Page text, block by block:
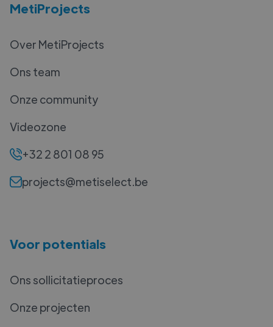
MetiProjects
Over MetiProjects
Ons team
Onze community
Videozone
+32 2 801 08 95
projects@metiselect.be
Voor potentials
Ons sollicitatieproces
Onze projecten